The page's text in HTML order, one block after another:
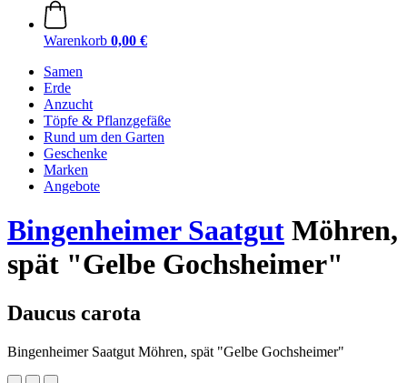
Warenkorb 0,00 €
Samen
Erde
Anzucht
Töpfe & Pflanzgefäße
Rund um den Garten
Geschenke
Marken
Angebote
Bingenheimer Saatgut Möhren,
spät "Gelbe Gochsheimer"
Daucus carota
Bingenheimer Saatgut Möhren, spät "Gelbe Gochsheimer"